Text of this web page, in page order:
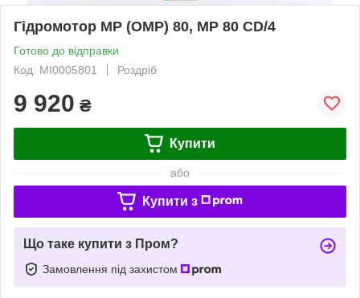
Гідромотор MP (OMP) 80, MP 80 CD/4
Готово до відправки
Код: MI0005801
Роздріб
9 920 ₴
Купити
або
Купити з
Що таке купити з Пром?
Замовлення під захистом